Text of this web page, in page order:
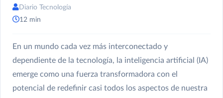
Diario Tecnología
12 min
En un mundo cada vez más interconectado y
dependiente de la tecnología, la inteligencia artificial (IA)
emerge como una fuerza transformadora con el
potencial de redefinir casi todos los aspectos de nuestra